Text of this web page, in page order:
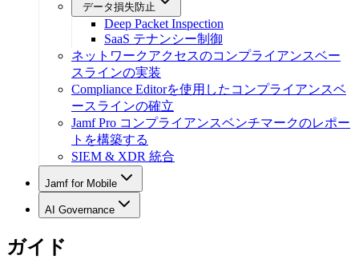
データ損失防止
Deep Packet Inspection
SaaS テナンシー制御
ネットワークアクセスのコンプライアンスベー
スラインの実装
Compliance Editorを使用したコンプライアンスベ
ースラインの確立
Jamf Pro コンプライアンスベンチマークのレポー
トを構築する
SIEM & XDR 統合
Jamf for Mobile
AI Governance
ガイド